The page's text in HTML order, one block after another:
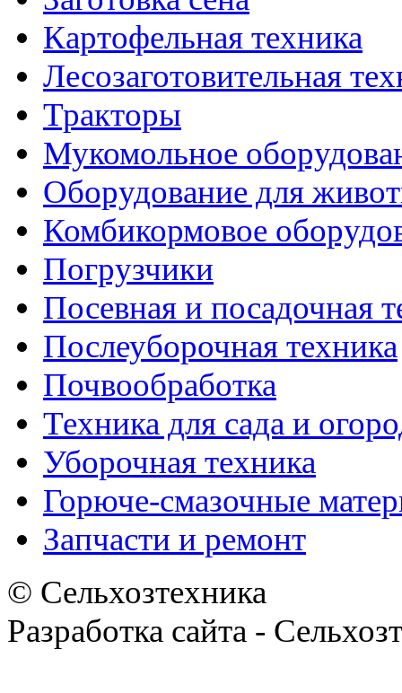
Картофельная техника
Лесозаготовительная
Тракторы
Мукомольное
Оборудование для
Комбикормовое
Погрузчики
Посевная и посадочная
Послеуборочная техника
Почвообработка
Техника для сада и
Уборочная техника
Горюче-смазочные
Запчасти и ремонт
© Сельхозтехника
Разработка сайта -